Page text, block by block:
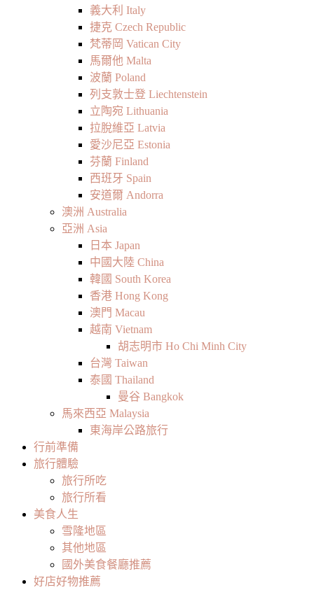
義大利 Italy
捷克 Czech Republic
梵蒂岡 Vatican City
馬爾他 Malta
波蘭 Poland
列支敦士登 Liechtenstein
立陶宛 Lithuania
拉脫維亞 Latvia
愛沙尼亞 Estonia
芬蘭 Finland
西班牙 Spain
安道爾 Andorra
澳洲 Australia
亞洲 Asia
日本 Japan
中國大陸 China
韓國 South Korea
香港 Hong Kong
澳門 Macau
越南 Vietnam
胡志明市 Ho Chi Minh City
台灣 Taiwan
泰國 Thailand
曼谷 Bangkok
馬來西亞 Malaysia
東海岸公路旅行
行前準備
旅行體驗
旅行所吃
旅行所看
美食人生
雪隆地區
其他地區
國外美食餐廳推薦
好店好物推薦